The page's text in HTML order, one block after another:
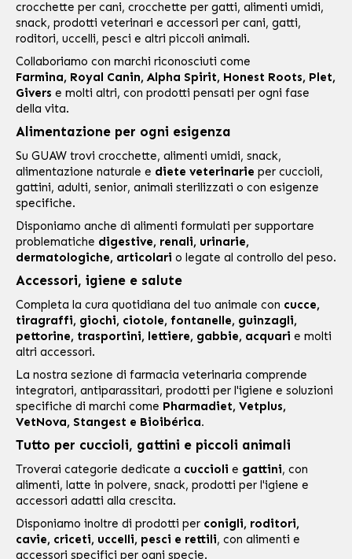
crocchette per cani, crocchette per gatti, alimenti umidi,
snack, prodotti veterinari e accessori per cani, gatti,
roditori, uccelli, pesci e altri piccoli animali.
Collaboriamo con marchi riconosciuti come
Farmina, Royal Canin, Alpha Spirit, Honest Roots, Plet,
Givers e molti altri, con prodotti pensati per ogni fase
della vita.
Alimentazione per ogni esigenza
Su GUAW trovi crocchette, alimenti umidi, snack,
alimentazione naturale e diete veterinarie per cuccioli,
gattini, adulti, senior, animali sterilizzati o con esigenze
specifiche.
Disponiamo anche di alimenti formulati per supportare
problematiche digestive, renali, urinarie,
dermatologiche, articolari o legate al controllo del peso.
Accessori, igiene e salute
Completa la cura quotidiana del tuo animale con cucce,
tiragraffi, giochi, ciotole, fontanelle, guinzagli,
pettorine, trasportini, lettiere, gabbie, acquari e molti
altri accessori.
La nostra sezione di farmacia veterinaria comprende
integratori, antiparassitari, prodotti per l'igiene e soluzioni
specifiche di marchi come Pharmadiet, Vetplus,
VetNova, Stangest e Bioibérica.
Tutto per cuccioli, gattini e piccoli animali
Troverai categorie dedicate a cuccioli e gattini, con
alimenti, latte in polvere, snack, prodotti per l'igiene e
accessori adatti alla crescita.
Disponiamo inoltre di prodotti per conigli, roditori,
cavie, criceti, uccelli, pesci e rettili, con alimenti e
accessori specifici per ogni specie.